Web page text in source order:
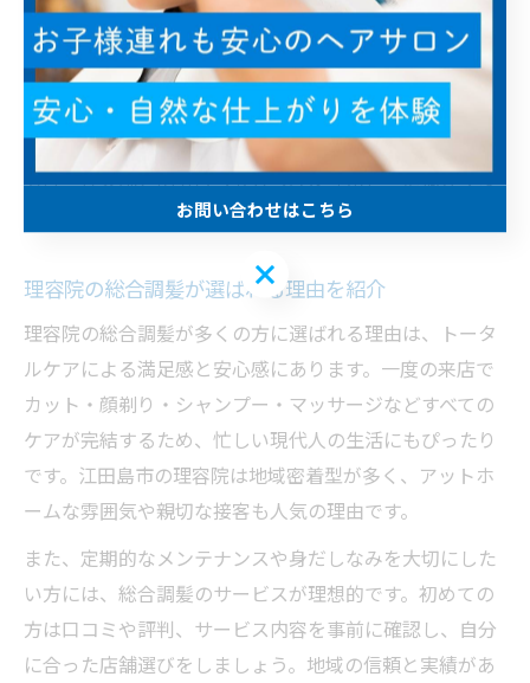
に合わせたカットが実現できる点が強みです。
例えば、「仕事帰りに短時間で整えたい」「家族で一緒
に利用したい」といった要望にも柔軟に対応してくれる
ため、安心して相談できます。自分の髪型に悩んでいる
方は、理容師とのカウンセリングを活用し、最適なスタ
イルを提案してもらいましょう。
理容院の総合調髪が選ばれる理由を紹介
理容院の総合調髪が多くの方に選ばれる理由は、トータ
ルケアによる満足感と安心感にあります。一度の来店で
カット・顔剃り・シャンプー・マッサージなどすべての
ケアが完結するため、忙しい現代人の生活にもぴったり
です。江田島市の理容院は地域密着型が多く、アットホ
ームな雰囲気や親切な接客も人気の理由です。
また、定期的なメンテナンスや身だしなみを大切にした
い方には、総合調髪のサービスが理想的です。初めての
方は口コミや評判、サービス内容を事前に確認し、自分
に合った店舗選びをしましょう。地域の信頼と実績があ
お問い合わせはこちら
お問い合わせはこちら